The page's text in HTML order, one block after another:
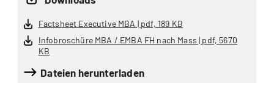
Factsheet Executive MBA | pdf, 189 KB
Infobroschüre MBA / EMBA FH nach Mass | pdf, 5670
KB
Dateien herunterladen